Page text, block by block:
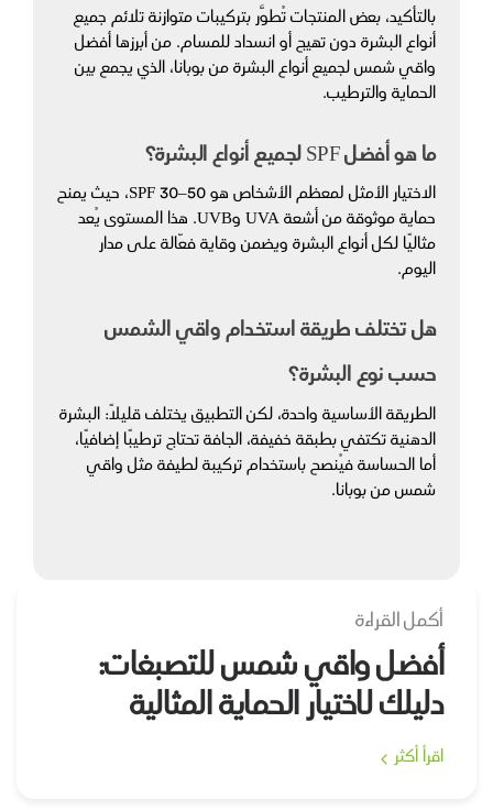
بالتأكيد، بعض المنتجات تُطوَّر بتركيبات متوازنة تلائم جميع
أنواع البشرة دون تهيج أو انسداد للمسام. من أبرزها أفضل
واقي شمس لجميع أنواع البشرة من بوبانا، الذي يجمع بين
الحماية والترطيب.
ما هو أفضل SPF لجميع أنواع البشرة؟
الاختيار الأمثل لمعظم الأشخاص هو SPF 30–50، حيث يمنح
حماية موثوقة من أشعة UVA وUVB. هذا المستوى يُعد
مثاليًا لكل أنواع البشرة ويضمن وقاية فعّالة على مدار
اليوم.
هل تختلف طريقة استخدام واقي الشمس
حسب نوع البشرة؟
الطريقة الأساسية واحدة، لكن التطبيق يختلف قليلًا: البشرة
أما الحساسة فيُنصح باستخدام تركيبة لطيفة مثل واقي
شمس من بوبانا.
أكمل القراءة
أفضل واقي شمس للتصبغات:
دليلك لاختيار الحماية المثالية
اقرأ أكثر